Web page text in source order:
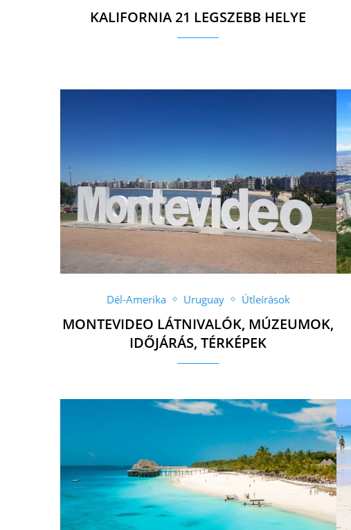
KALIFORNIA 21 LEGSZEBB HELYE
Dél-Amerika Uruguay Útleírások
MONTEVIDEO LÁTNIVALÓK, MÚZEUMOK,
IDŐJÁRÁS, TÉRKÉPEK